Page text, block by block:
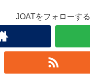
JOATをフォローする